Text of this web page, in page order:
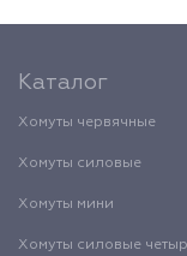
Каталог
Хомуты червячные
Хомуты силовые
Хомуты мини
Хомуты силовые